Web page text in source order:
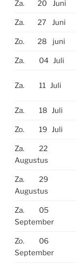
Za. 20 Juni
Za. 27 Juni
Zo. 28 juni
Za. 04 Juli
Za. 11 Juli
Za. 18 Juli
Zo. 19 Juli
Za. 22
Augustus
Za. 29
Augustus
Za. 05
September
Zo. 06
September